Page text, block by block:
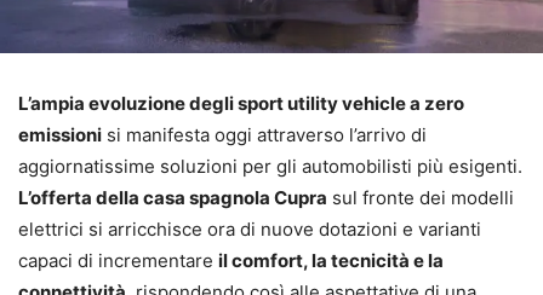
L’ampia evoluzione degli sport utility vehicle a zero
emissioni si manifesta oggi attraverso l’arrivo di
aggiornatissime soluzioni per gli automobilisti più esigenti.
L’offerta della casa spagnola Cupra sul fronte dei modelli
elettrici si arricchisce ora di nuove dotazioni e varianti
capaci di incrementare il comfort, la tecnicità e la